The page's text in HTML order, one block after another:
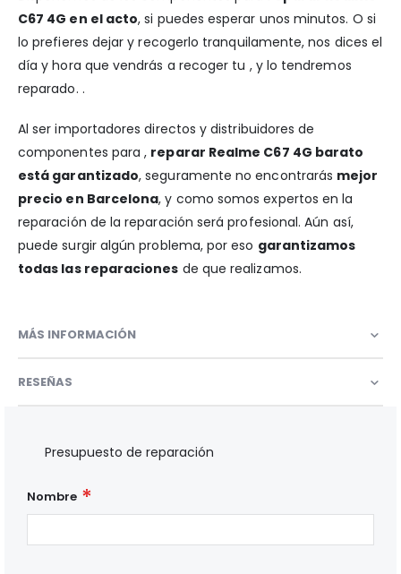
C67 4G en el acto, si puedes esperar unos minutos. O si
lo prefieres dejar y recogerlo tranquilamente, nos dices el
día y hora que vendrás a recoger tu , y lo tendremos
reparado. .
Al ser importadores directos y distribuidores de
componentes para , reparar Realme C67 4G barato
está garantizado, seguramente no encontrarás mejor
precio en Barcelona, y como somos expertos en la
reparación de la reparación será profesional. Aún así,
puede surgir algún problema, por eso garantizamos
todas las reparaciones de que realizamos.
MÁS INFORMACIÓN
RESEÑAS
Presupuesto de reparación
Nombre